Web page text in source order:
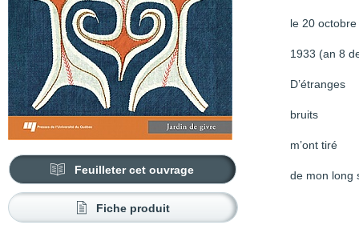
Feuilleter cet ouvrage
Fiche produit
le 20 octobre
1933 (an 8
D’étranges
bruits
m’ont tiré
de mon long